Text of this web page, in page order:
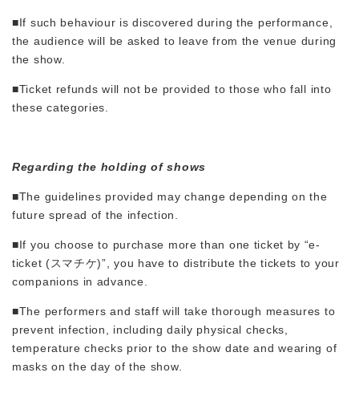
■If such behaviour is discovered during the performance,
the audience will be asked to leave from the venue during
the show.
■Ticket refunds will not be provided to those who fall into
these categories.
Regarding the holding of shows
■The guidelines provided may change depending on the
future spread of the infection.
■If you choose to purchase more than one ticket by “e-
ticket (スマチケ)”, you have to distribute the tickets to your
companions in advance.
■The performers and staff will take thorough measures to
prevent infection, including daily physical checks,
temperature checks prior to the show date and wearing of
masks on the day of the show.